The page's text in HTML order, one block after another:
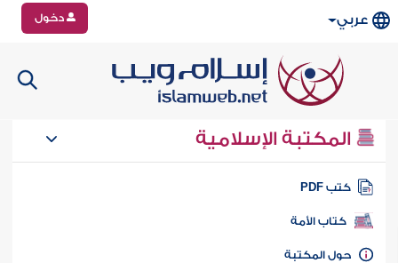
عربي دخول
المكتبة الإسلامية
كتب PDF
كتاب الأمة